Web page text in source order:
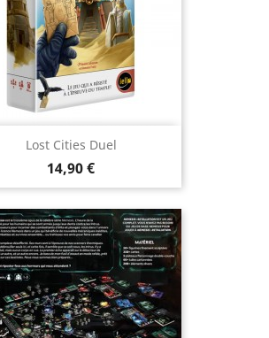
Lost Cities Duel
Prix
14,90 €